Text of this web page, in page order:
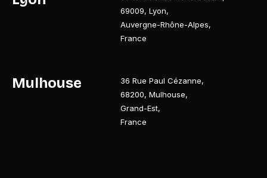
69009,Lyon,
Auvergne-Rhône-Alpes,
France
Mulhouse 36 Rue Paul Cézanne,
68200,Mulhouse,
Grand-Est,
France